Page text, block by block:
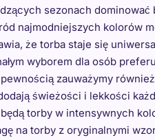
sezonach dominować
najmodniejszych kolorów
że torba staje się
wyborem dla osób
zauważymy
świeżości i lekkości
torby w intensywnych
na torby z oryginalnymi